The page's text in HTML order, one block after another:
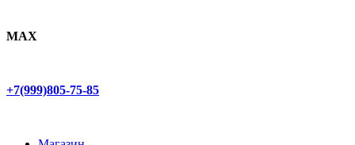
MAX
+7(999)805-75-85